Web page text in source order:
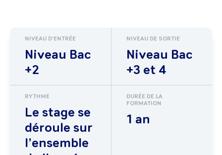
NIVEAU D'ENTRÉE
Niveau Bac
+2
NIVEAU DE SORTIE
Niveau Bac
+3 et 4
RYTHME
Le stage se
déroule sur
l’ensemble
DURÉE DE LA
FORMATION
1 an